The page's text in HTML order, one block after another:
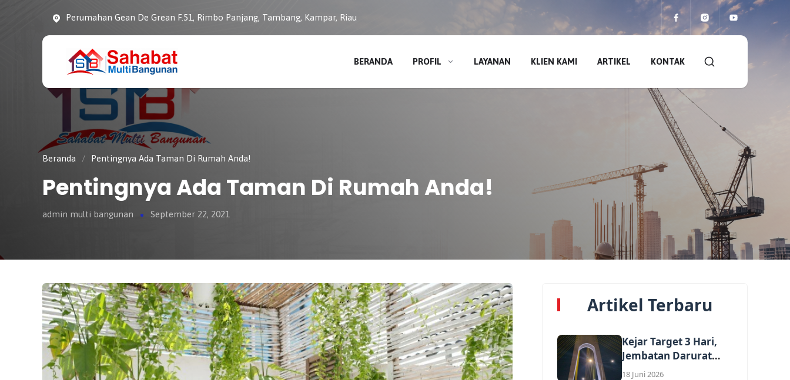
Perumahan Gean De Grean F.51, Rimbo Panjang, Tambang, Kampar, Riau
CV. SAHABAT
MULTI
BANGUNAN
Sahabat Pembangunan
Anda
BERANDA PROFIL LAYANAN KLIEN KAMI ARTIKEL KONTAK
Beranda / Pentingnya Ada Taman Di Rumah Anda!
Pentingnya Ada Taman Di Rumah Anda!
admin multi bangunan September 22, 2021
Artikel Terbaru
Kejar Target 3 Hari,
Jembatan Darurat
Nelayan Rumbai...
18 Juni 2026